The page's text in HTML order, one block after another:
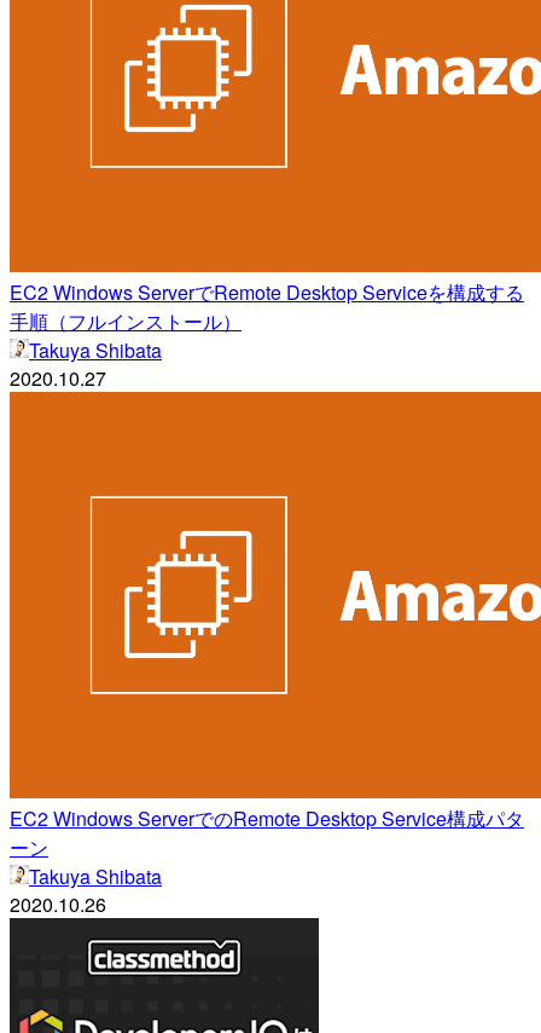
EC2 Windows ServerでRemote Desktop Serviceを構成する
手順（フルインストール）
Takuya Shibata
2020.10.27
EC2 Windows ServerでのRemote Desktop Service構成パタ
ーン
Takuya Shibata
2020.10.26